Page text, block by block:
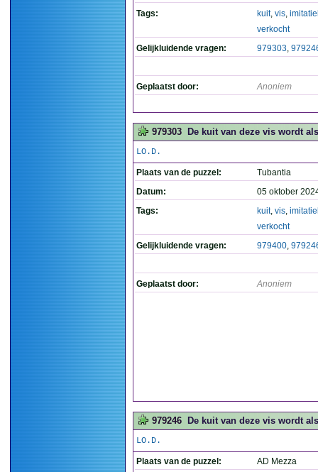
Tags:
kuit, vis,
verkocht
Gelijkluidende vragen:
979303,
Geplaatst door: Anoniem
979303 De kuit van deze vis wordt
LO.D.
Plaats van de puzzel:
Tubantia
Datum:
05 oktober
Tags:
kuit, vis,
verkocht
Gelijkluidende vragen:
979400,
Geplaatst door: Anoniem
979246 De kuit van deze vis wordt
LO.D.
Plaats van de puzzel:
AD Mezza